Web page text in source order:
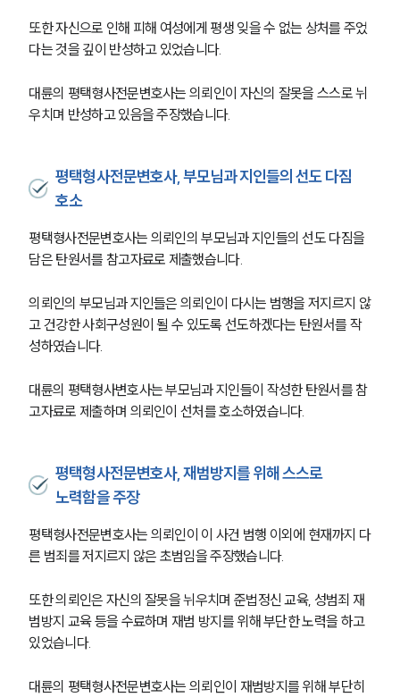
또한 자신으로 인해 피해 여성에게 평생 잊을 수 없는 상처를 주었
다는 것을 깊이 반성하고 있었습니다.
대륜의 평택형사전문변호사는 의뢰인이 자신의 잘못을 스스로 뉘
우치며 반성하고 있음을 주장했습니다.
평택형사전문변호사, 부모님과 지인들의 선도 다짐
호소
평택형사전문변호사는 의뢰인의 부모님과 지인들의 선도 다짐을
담은 탄원서를 참고자료로 제출했습니다.
의뢰인의 부모님과 지인들은 의뢰인이 다시는 범행을 저지르지 않
고 건강한 사회구성원이 될 수 있도록 선도하겠다는 탄원서를 작
성하였습니다.
대륜의 평택형사변호사는 부모님과 지인들이 작성한 탄원서를 참
고자료로 제출하며 의뢰인이 선처를 호소하였습니다.
평택형사전문변호사, 재범방지를 위해 스스로
노력함을 주장
평택형사전문변호사는 의뢰인이 이 사건 범행 이외에 현재까지 다
른 범죄를 저지르지 않은 초범임을 주장했습니다.
또한 의뢰인은 자신의 잘못을 뉘우치며 준법정신 교육, 성범죄 재
범방지 교육 등을 수료하며 재범 방지를 위해 부단한 노력을 하고
있었습니다.
대륜의 평택형사전문변호사는 의뢰인이 재범방지를 위해 부단히